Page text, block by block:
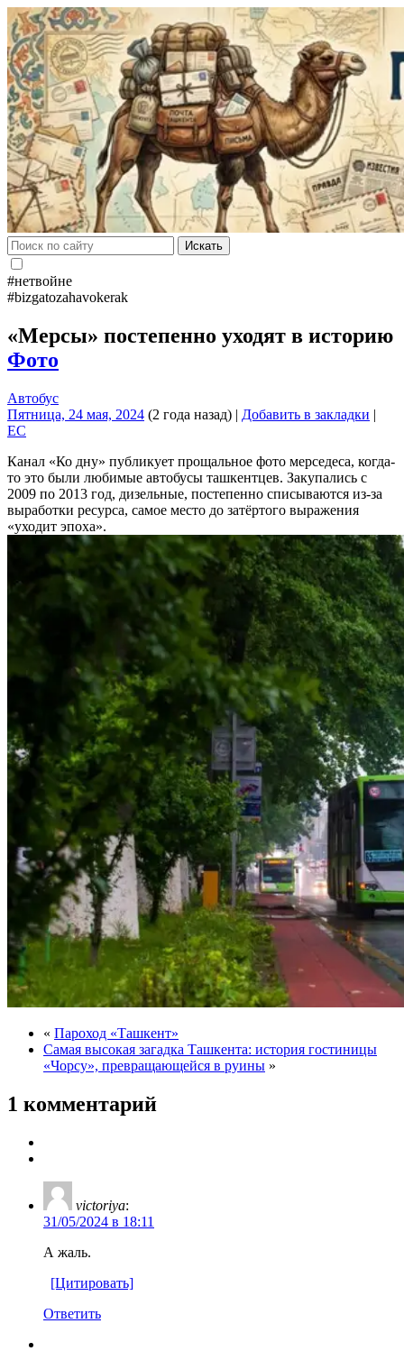
Искать
#нетвойне
#bizgatozahavokerak
«Мерсы» постепенно уходят в историю
Фото
Автобус
Пятница, 24 мая, 2024 (2 года назад) | Добавить в закладки |
EC
Канал «Ко дну» публикует прощальное фото мерседеса, когда-
то это были любимые автобусы ташкентцев. Закупались с
2009 по 2013 год, дизельные, постепенно списываются из-за
выработки ресурса, самое место до затёртого выражения
«уходит эпоха».
« Пароход «Ташкент»
Самая высокая загадка Ташкента: история гостиницы
«Чорсу», превращающейся в руины »
1 комментарий
victoriya:
31/05/2024 в 18:11
А жаль.
[Цитировать]
Ответить